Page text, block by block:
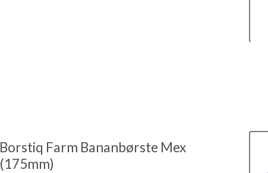
Borstiq Farm Bananbørste Mex
(175mm)